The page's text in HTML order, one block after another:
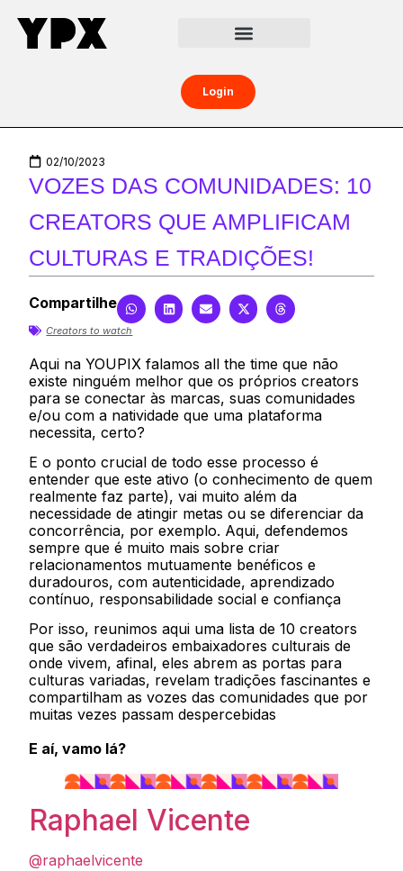
Login
02/10/2023
VOZES DAS COMUNIDADES: 10
CREATORS QUE AMPLIFICAM
CULTURAS E TRADIÇÕES!
Compartilhe
Creators to watch
Aqui na YOUPIX falamos all the time que não
existe ninguém melhor que os próprios creators
para se conectar às marcas, suas comunidades
e/ou com a natividade que uma plataforma
necessita, certo?
E o ponto crucial de todo esse processo é
entender que este ativo (o conhecimento de quem
realmente faz parte), vai muito além da
necessidade de atingir metas ou se diferenciar da
concorrência, por exemplo. Aqui, defendemos
sempre que é muito mais sobre criar
relacionamentos mutuamente benéficos e
duradouros, com autenticidade, aprendizado
contínuo, responsabilidade social e confiança
Por isso, reunimos aqui uma lista de 10 creators
que são verdadeiros embaixadores culturais de
onde vivem, afinal, eles abrem as portas para
culturas variadas, revelam tradições fascinantes e
compartilham as vozes das comunidades que por
muitas vezes passam despercebidas
E aí, vamo lá?
Raphael Vicente
@raphaelvicente